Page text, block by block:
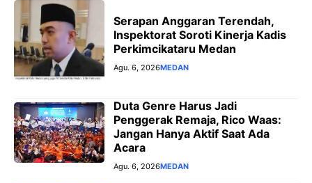
Serapan Anggaran Terendah,
Inspektorat Soroti Kinerja Kadis
Perkimcikataru Medan
Agu. 6, 2026MEDAN
Duta Genre Harus Jadi
Penggerak Remaja, Rico Waas:
Jangan Hanya Aktif Saat Ada
Acara
Agu. 6, 2026MEDAN